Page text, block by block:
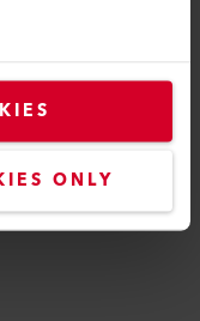
ONLY